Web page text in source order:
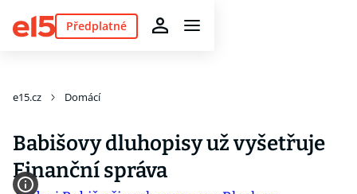
Předplatné
e15.cz Domácí
Babišovy dluhopisy už vyšetřuje
Finanční správa